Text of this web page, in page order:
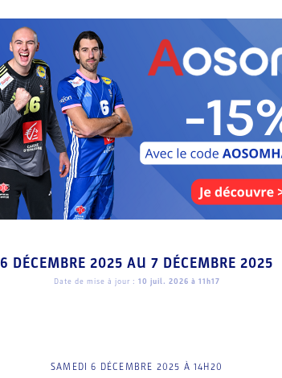
6 DÉCEMBRE 2025 AU 7 DÉCEMBRE 2025
Date de mise à jour : 10 juil. 2026 à 11h17
SAMEDI 6 DÉCEMBRE 2025 À 14H20